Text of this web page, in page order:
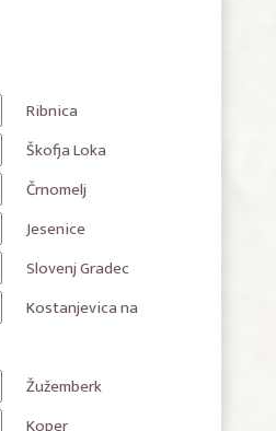
Ribnica
Škofja Loka
Črnomelj
Jesenice
Slovenj Gradec
Kostanjevica na
Žužemberk